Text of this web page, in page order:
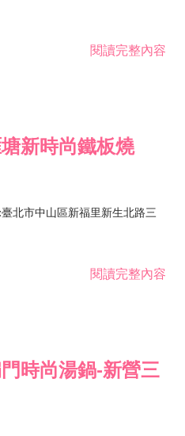
屬零售業 F215020 礦石零售業
業 JE01010 租賃業 JZ99030 攝
室內裝潢業 F601010
廣告傳單分送業 I503010
遣業 IZ15010 市場研究及民意
有聲出版業 J503011 廣播節目
閱讀完整內容
新時尚鐵板燒
北市中山區新福里新生北路三
閱讀完整內容
時尚湯鍋-新營三